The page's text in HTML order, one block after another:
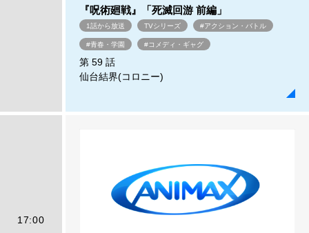
『呪術廻戦』「死滅回游 前編」
1話から放送 TVシリーズ #アクション・バトル
#青春・学園 #コメディ・ギャグ
第 59 話
仙台結界(コロニー)
17:00